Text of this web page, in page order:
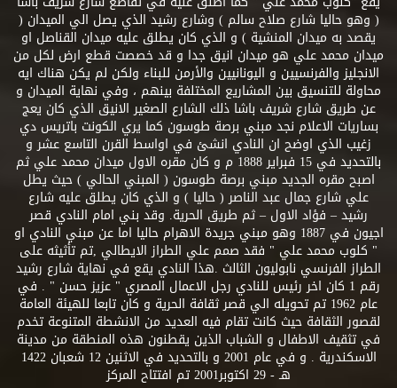
( وهو حاليا شارع صلاح سالم ) وشارع رشيد الذي يصل الي الميدان (
يقصد به ميدان المنشية ) و الذي كان يطلق عليه ميدان القناصل او
ميدان محمد علي هو ميدان انيق جدا و قد خصصت قطع ارض لكل من
الانجليز والفرنسيين و اليونانيين والأرمن للبناء ولكن لم يكن هناك ايه
محاولة للتنسيق بين المشاريع المختلفة بينهم ، وفي نهاية الميدان و
عن طريق شارع شريف باشا ذلك الشارع الصغير الانيق الذي كان يعج
بساريات الاعلام نجد مبني برصة طوسون كما يري الكونت باتريس دي
زغيب الذي اوضح ان النادي انشئ في اواسط القرن التاسع عشر و
بالتحديد في 15 فبراير 1888 م و كان مقره الاول ميدان محمد علي ثم
اصبح مقره الجديد مبني برصة طوسون ( المبني الحالي ) حيث يطل
علي شارع جمال عبد الناصر ( حاليا ) و الذي كان يطلق عليه شارع
رشيد – فؤاد الاول – ثم طريق الحرية. وقد بني امام النادي قصر
اجيون في 1887 وهو مبني جريدة الاهرام حاليا اما عن مبني النادي او
" كلوب محمد علي " فقد صمم علي الطراز الايطالي ,تم تأثيثه على
الطراز الفرنسي نابوليون الثالث .هذا النادي يقع في نهاية شارع رشيد
رقم 1 كان اخر رئيس للنادي رجل الاعمال المصري " عزيز حسن " . في
عام 1962 تم تحويله الي قصر ثقافة الحرية و كان تابعا للهيئة العامة
لقصور الثقافة حيث كانت تقام فيه العديد من الانشطة المتنوعة تخدم
في تثقيف الاطفال و الشباب الذين يقطنون هذه المنطقة من مدينة
الاسكندرية . و في عام 2001 و بالتحديد في الاثنين 12 شعبان 1422
هـ - 29 اكتوبر2001 تم افتتاح المركز